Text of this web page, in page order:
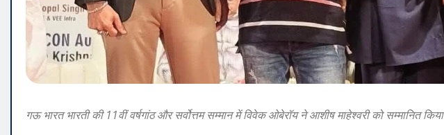
गऊ भारत भारती की 11वीं वर्षगांठ और सर्वोत्तम सम्मान में विवेक ओबेरॉय ने आशीष माहेश्वरी को सम्मानित किया